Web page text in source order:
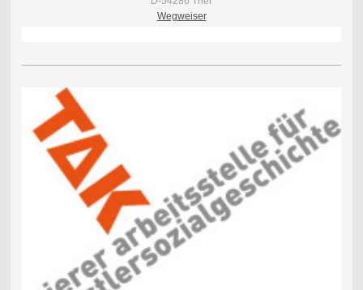
Wegweiser